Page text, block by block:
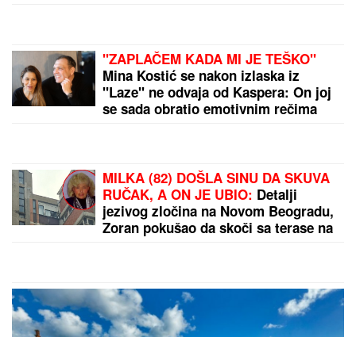
"ZAPLAČEM KADA MI JE TEŠKO"
Mina Kostić se nakon izlaska iz
"Laze" ne odvaja od Kaspera: On joj
se sada obratio emotivnim rečima
MILKA (82) DOŠLA SINU DA SKUVA
RUČAK, A ON JE UBIO: Detalji
jezivog zločina na Novom Beogradu,
Zoran pokušao da skoči sa terase na